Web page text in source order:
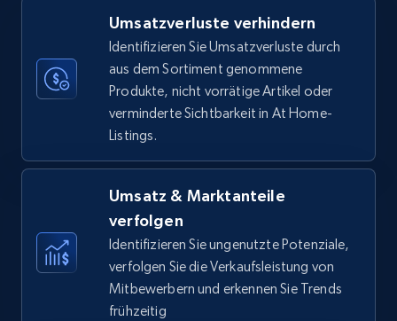
35.2K+ 5.7K+ Jetzt anfangen
rating object, Product rating max, Rating,
Author name, Asin, and more.
7.4K+ 870+ Jetzt anfangen
Umsatzverluste verhindern
Identifizieren Sie Umsatzverluste durch
aus dem Sortiment genommene
Produkte, nicht vorrätige Artikel oder
verminderte Sichtbarkeit in At Home-
Listings.
Umsatz & Marktanteile
verfolgen
Identifizieren Sie ungenutzte Potenziale,
verfolgen Sie die Verkaufsleistung von
Mitbewerbern und erkennen Sie Trends
frühzeitig